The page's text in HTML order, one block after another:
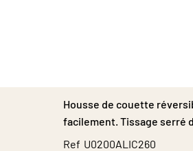
de
la
d’images
Housse de couette
facilement. Tissage serré
Ref U0200ALIC260